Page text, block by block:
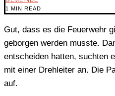
1 MIN READ
Gut, dass es die Feuerwehr
geborgen werden musste.
entscheiden hatten, suchten
mit einer Drehleiter an. Die
auf.